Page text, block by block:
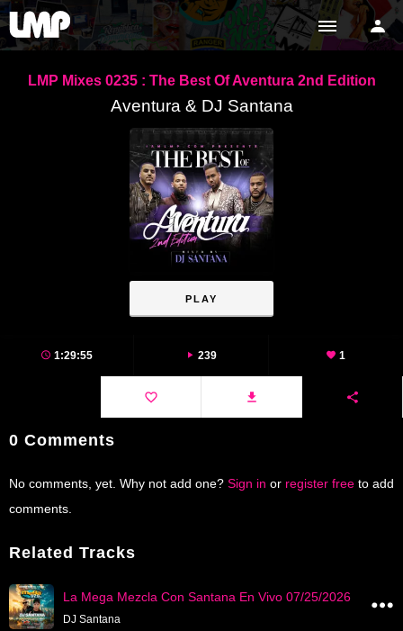
LMP Mixes 0235 : The Best Of Aventura 2nd Edition
Aventura & DJ Santana
PLAY
1:29:55 239 1
0 Comments
No comments, yet. Why not add one? Sign in or register free to add
comments.
Related Tracks
La Mega Mezcla Con Santana En Vivo 07/25/2026
DJ Santana